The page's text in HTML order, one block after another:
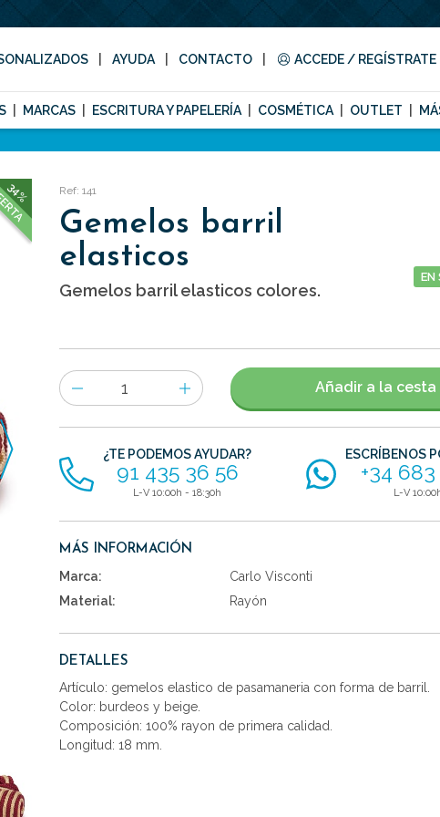
AYUDA CONTACTO ACCEDE / REGÍSTRATE
MARCAS ESCRITURA Y PAPELERÍA COSMÉTICA OUTLET
34% Ref: 141
Gemelos barril
elasticos
Gemelos barril elasticos colores.
EN
Número
de
artículos
Añadir a la cesta
¿TE PODEMOS AYUDAR?
91 435 36 56
L-V 10:00h - 18:30h
ESCRÍBENOS
+34
L-V
MÁS INFORMACIÓN
Marca:
Carlo Visconti
Material:
Rayón
DETALLES
Artículo: gemelos elastico de pasamaneria con forma de barril.
Color: burdeos y beige.
Composición: 100% rayon de primera calidad.
Longitud: 18 mm.